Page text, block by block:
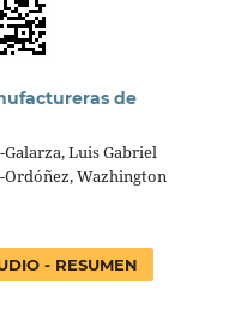
de
Luis Gabriel
Wazhington
- RESUMEN